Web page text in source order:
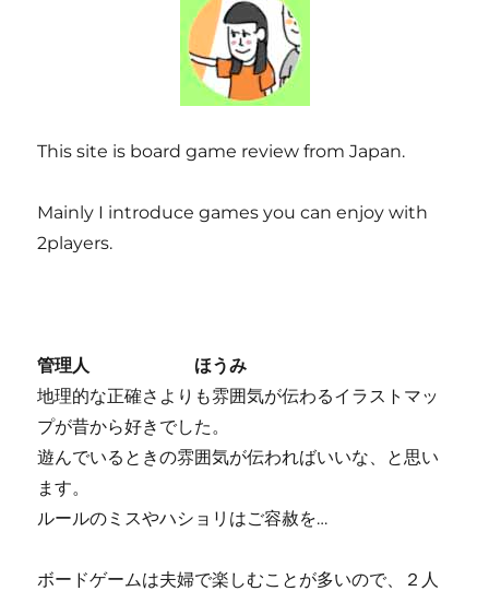
This site is board game review from Japan.
Mainly I introduce games you can enjoy with
2players.
管理人 ほうみ
地理的な正確さよりも雰囲気が伝わるイラストマッ
プが昔から好きでした。
遊んでいるときの雰囲気が伝わればいいな、と思い
ます。
ルールのミスやハショリはご容赦を…
ボードゲームは夫婦で楽しむことが多いので、２人